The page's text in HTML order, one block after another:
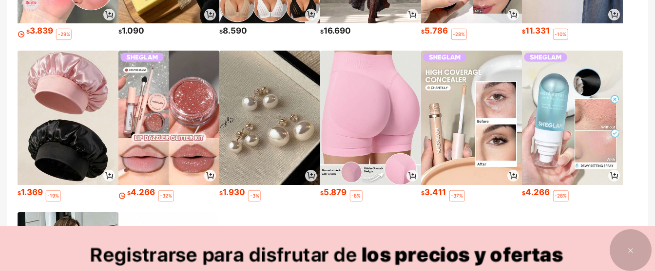
$3.839 -29% $1.090 $8.590 $16.690 $5.786 -28% $11.331 -10%
$1.369 -19% $4.266 -32% $1.930 -3% $5.879 -8% $3.411 -37% $4.266 -28%